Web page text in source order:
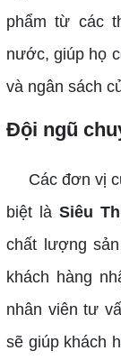
phẩm từ các
nước, giúp họ
và ngân sách
Đội ngũ
Các đơn vị
biệt là Siêu
chất lượng
khách hàng
nhân viên tư
sẽ giúp khách